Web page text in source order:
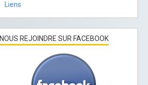
Liens
NOUS REJOINDRE SUR FACEBOOK